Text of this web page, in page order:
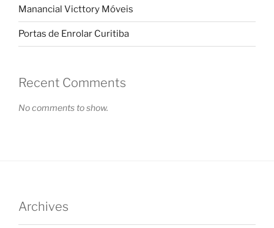
Manancial Victtory Móveis
Portas de Enrolar Curitiba
Recent Comments
No comments to show.
Archives